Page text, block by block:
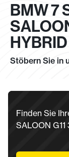
BMW 7
Stöbern Sie in
Finden Sie
SALOON